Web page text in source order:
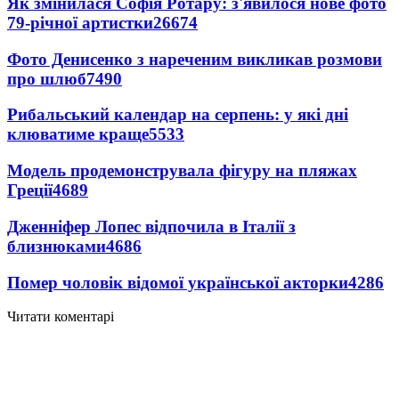
79-річної артистки26674
Фото Денисенко з нареченим викликав розмови
про шлюб7490
Рибальський календар на серпень: у які дні
клюватиме краще5533
Модель продемонструвала фігуру на пляжах
Греції4689
Дженніфер Лопес відпочила в Італії з
близнюками4686
Помер чоловік відомої української акторки4286
Читати коментарі